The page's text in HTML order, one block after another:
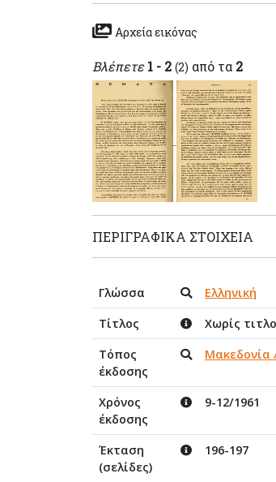
Αρχεία εικόνας
Βλέπετε 1 - 2 (2) από τα 2
ΠΕΡΙΓΡΑΦΙΚΆ ΣΤΟΙΧΕΊΑ
Γλώσσα
Ελληνική
Τίτλος
Χωρίς τιτλο
Τόπος
έκδοσης
Μακεδονία
Χρόνος
έκδοσης
9-12/1961
Έκταση
(σελίδες)
196-197